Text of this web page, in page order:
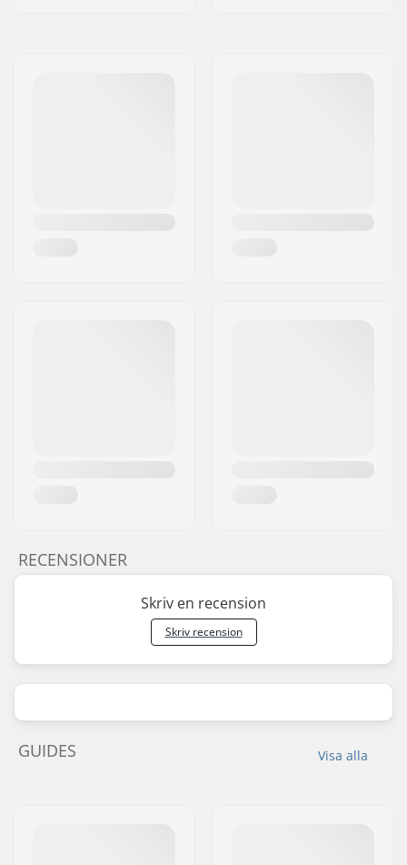
RECENSIONER
Skriv en recension
Skriv recension
Visa alla
GUIDES